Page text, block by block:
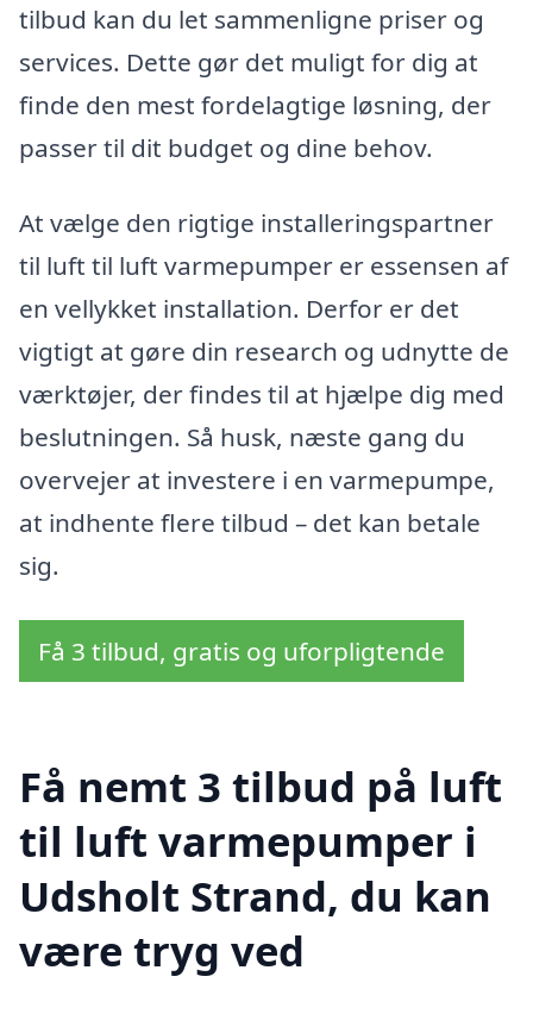
tilbud kan du let sammenligne priser og
services. Dette gør det muligt for dig at
finde den mest fordelagtige løsning, der
passer til dit budget og dine behov.
At vælge den rigtige installeringspartner
til luft til luft varmepumper er essensen af
en vellykket installation. Derfor er det
vigtigt at gøre din research og udnytte de
værktøjer, der findes til at hjælpe dig med
beslutningen. Så husk, næste gang du
overvejer at investere i en varmepumpe,
at indhente flere tilbud – det kan betale
sig.
Få 3 tilbud, gratis og uforpligtende
Få nemt 3 tilbud på luft
til luft varmepumper i
Udsholt Strand, du kan
være tryg ved